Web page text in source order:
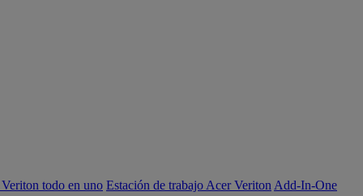
todo en uno Estación de trabajo Acer Veriton Add-In-One